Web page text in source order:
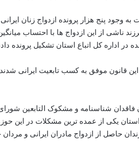
وجود پنج هزار پرونده ازدواج زنان
در اداره کل اتباع استان تشکیل پرونده
این قانون موفق به کسب تابعیت ایرانی
فاقدان شناسنامه و مشکوک التابعین
یکی از عمده ترین مشکلات در این
حاصل از ازدواج مادران ایرانی و